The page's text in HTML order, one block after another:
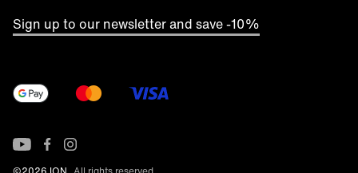
Sign up to our newsletter and save -10%